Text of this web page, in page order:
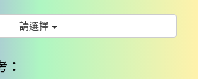
請選擇
：